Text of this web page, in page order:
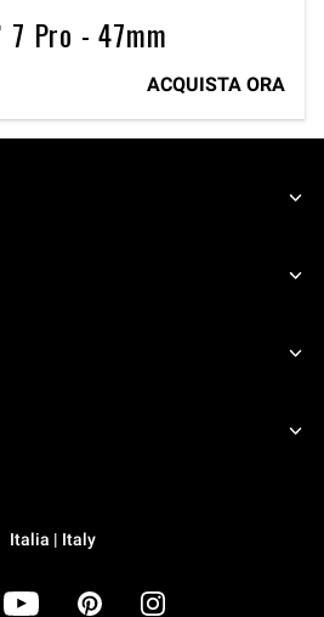
7 Pro - 47mm
ACQUISTA ORA
Italia | Italy